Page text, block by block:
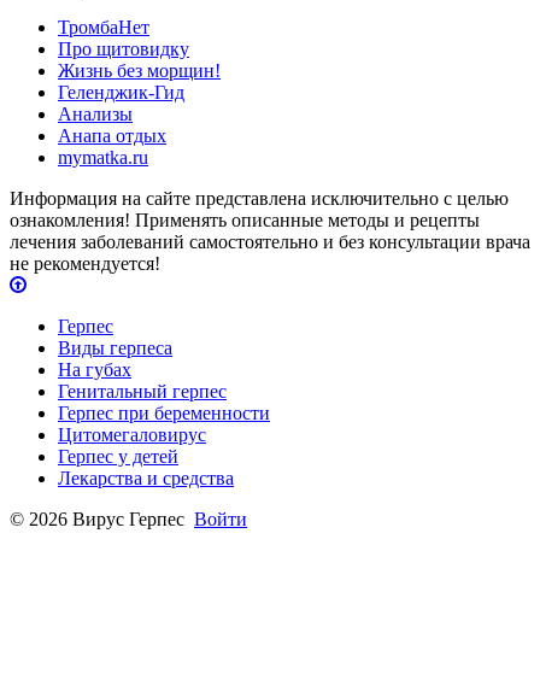
ТромбаНет
Про щитовидку
Жизнь без морщин!
Геленджик-Гид
Анализы
Анапа отдых
mymatka.ru
Информация на сайте представлена исключительно с целью
ознакомления! Применять описанные методы и рецепты
лечения заболеваний самостоятельно и без консультации врача
не рекомендуется!
Герпес
Виды герпеса
На губах
Генитальный герпес
Герпес при беременности
Цитомегаловирус
Герпес у детей
Лекарства и средства
© 2026 Вирус Герпес Войти